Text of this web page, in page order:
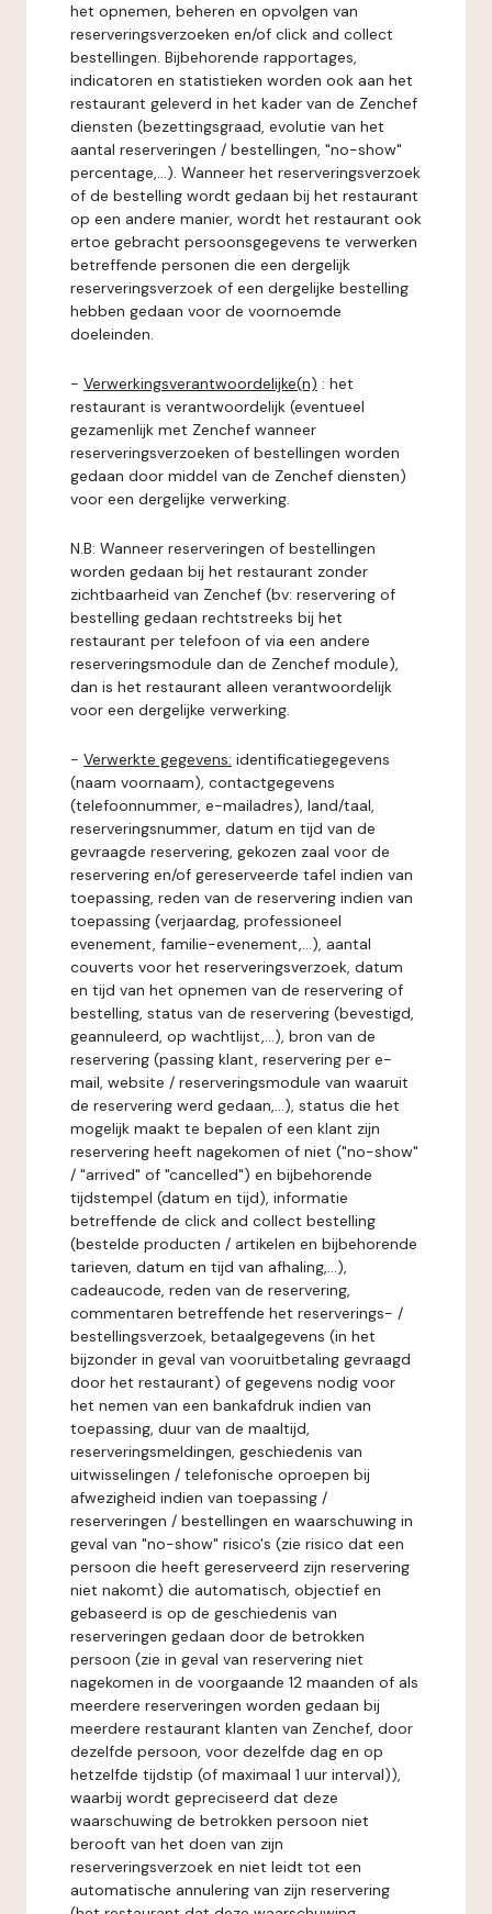
het opnemen, beheren en opvolgen van
reserveringsverzoeken en/of click and collect
bestellingen. Bijbehorende rapportages,
indicatoren en statistieken worden ook aan het
restaurant geleverd in het kader van de Zenchef
diensten (bezettingsgraad, evolutie van het
aantal reserveringen / bestellingen, "no-show"
percentage,...). Wanneer het reserveringsverzoek
of de bestelling wordt gedaan bij het restaurant
op een andere manier, wordt het restaurant ook
ertoe gebracht persoonsgegevens te verwerken
betreffende personen die een dergelijk
reserveringsverzoek of een dergelijke bestelling
hebben gedaan voor de voornoemde
doeleinden.
- Verwerkingsverantwoordelijke(n) : het
restaurant is verantwoordelijk (eventueel
gezamenlijk met Zenchef wanneer
reserveringsverzoeken of bestellingen worden
gedaan door middel van de Zenchef diensten)
voor een dergelijke verwerking.
N.B: Wanneer reserveringen of bestellingen
worden gedaan bij het restaurant zonder
zichtbaarheid van Zenchef (bv: reservering of
bestelling gedaan rechtstreeks bij het
restaurant per telefoon of via een andere
reserveringsmodule dan de Zenchef module),
dan is het restaurant alleen verantwoordelijk
voor een dergelijke verwerking.
- Verwerkte gegevens: identificatiegegevens
(naam voornaam), contactgegevens
(telefoonnummer, e-mailadres), land/taal,
reserveringsnummer, datum en tijd van de
gevraagde reservering, gekozen zaal voor de
reservering en/of gereserveerde tafel indien van
toepassing, reden van de reservering indien van
toepassing (verjaardag, professioneel
evenement, familie-evenement,...), aantal
couverts voor het reserveringsverzoek, datum
en tijd van het opnemen van de reservering of
bestelling, status van de reservering (bevestigd,
geannuleerd, op wachtlijst,...), bron van de
reservering (passing klant, reservering per e-
mail, website / reserveringsmodule van waaruit
de reservering werd gedaan,...), status die het
mogelijk maakt te bepalen of een klant zijn
reservering heeft nagekomen of niet ("no-show"
/ "arrived" of "cancelled") en bijbehorende
tijdstempel (datum en tijd), informatie
betreffende de click and collect bestelling
(bestelde producten / artikelen en bijbehorende
tarieven, datum en tijd van afhaling,...),
cadeaucode, reden van de reservering,
commentaren betreffende het reserverings- /
bestellingsverzoek, betaalgegevens (in het
bijzonder in geval van vooruitbetaling gevraagd
door het restaurant) of gegevens nodig voor
het nemen van een bankafdruk indien van
toepassing, duur van de maaltijd,
reserveringsmeldingen, geschiedenis van
uitwisselingen / telefonische oproepen bij
afwezigheid indien van toepassing /
reserveringen / bestellingen en waarschuwing in
geval van "no-show" risico's (zie risico dat een
persoon die heeft gereserveerd zijn reservering
niet nakomt) die automatisch, objectief en
gebaseerd is op de geschiedenis van
reserveringen gedaan door de betrokken
persoon (zie in geval van reservering niet
nagekomen in de voorgaande 12 maanden of als
meerdere reserveringen worden gedaan bij
meerdere restaurant klanten van Zenchef, door
dezelfde persoon, voor dezelfde dag en op
hetzelfde tijdstip (of maximaal 1 uur interval)),
waarbij wordt gepreciseerd dat deze
waarschuwing de betrokken persoon niet
berooft van het doen van zijn
reserveringsverzoek en niet leidt tot een
automatische annulering van zijn reservering